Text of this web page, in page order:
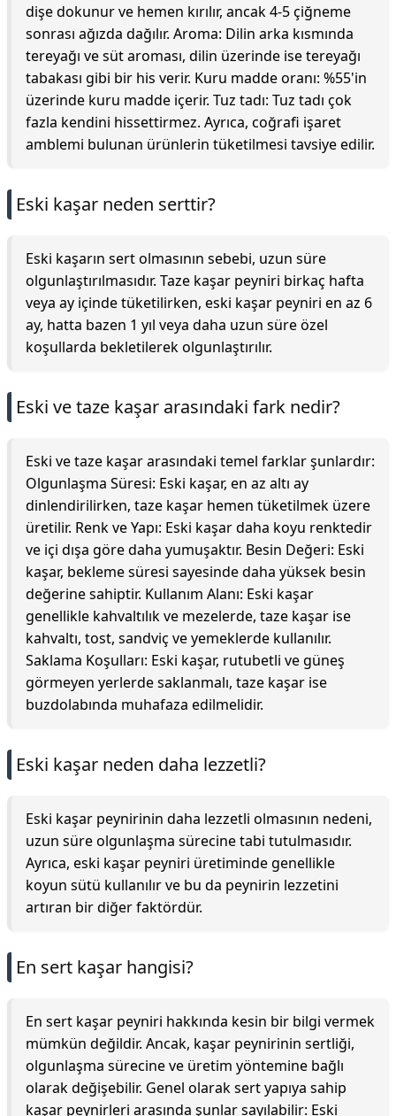
dişe dokunur ve hemen kırılır, ancak 4-5 çiğneme
sonrası ağızda dağılır. Aroma: Dilin arka kısmında
tereyağı ve süt aroması, dilin üzerinde ise tereyağı
tabakası gibi bir his verir. Kuru madde oranı: %55'in
üzerinde kuru madde içerir. Tuz tadı: Tuz tadı çok
fazla kendini hissettirmez. Ayrıca, coğrafi işaret
amblemi bulunan ürünlerin tüketilmesi tavsiye edilir.
Eski kaşar neden serttir?
Eski kaşarın sert olmasının sebebi, uzun süre
olgunlaştırılmasıdır. Taze kaşar peyniri birkaç hafta
veya ay içinde tüketilirken, eski kaşar peyniri en az 6
ay, hatta bazen 1 yıl veya daha uzun süre özel
koşullarda bekletilerek olgunlaştırılır.
Eski ve taze kaşar arasındaki fark nedir?
Eski ve taze kaşar arasındaki temel farklar şunlardır:
Olgunlaşma Süresi: Eski kaşar, en az altı ay
dinlendirilirken, taze kaşar hemen tüketilmek üzere
üretilir. Renk ve Yapı: Eski kaşar daha koyu renktedir
ve içi dışa göre daha yumuşaktır. Besin Değeri: Eski
kaşar, bekleme süresi sayesinde daha yüksek besin
değerine sahiptir. Kullanım Alanı: Eski kaşar
genellikle kahvaltılık ve mezelerde, taze kaşar ise
kahvaltı, tost, sandviç ve yemeklerde kullanılır.
Saklama Koşulları: Eski kaşar, rutubetli ve güneş
görmeyen yerlerde saklanmalı, taze kaşar ise
buzdolabında muhafaza edilmelidir.
Eski kaşar neden daha lezzetli?
Eski kaşar peynirinin daha lezzetli olmasının nedeni,
uzun süre olgunlaşma sürecine tabi tutulmasıdır.
Ayrıca, eski kaşar peyniri üretiminde genellikle
koyun sütü kullanılır ve bu da peynirin lezzetini
artıran bir diğer faktördür.
En sert kaşar hangisi?
En sert kaşar peyniri hakkında kesin bir bilgi vermek
mümkün değildir. Ancak, kaşar peynirinin sertliği,
olgunlaşma sürecine ve üretim yöntemine bağlı
olarak değişebilir. Genel olarak sert yapıya sahip
kaşar peynirleri arasında şunlar sayılabilir: Eski